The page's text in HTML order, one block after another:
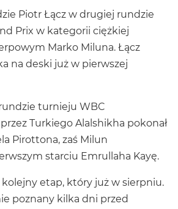
Piotr Łącz w drugiej rundzie
Prix w kategorii ciężkiej
Marko Miluna. Łącz
na deski już w pierwszej
turnieju WBC
Turkiego Alalshikha pokonał
Pirottona, zaś Milun
starciu Emrullaha Kayę.
kolejny etap, który już w sierpniu.
poznany kilka dni przed